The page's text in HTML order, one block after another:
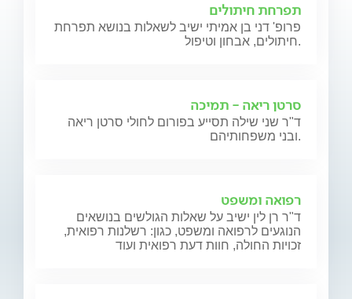
תפרחת חיתולים
פרופ' דני בן אמיתי ישיב לשאלות בנושא תפרחת
חיתולים, אבחון וטיפול.
סרטן ריאה - תמיכה
ד"ר שני שילה תסייע בפורום לחולי סרטן ריאה
ובני משפחותיהם.
רפואה ומשפט
ד"ר רן לין ישיב על שאלות הגולשים בנושאים
הנוגעים לרפואה ומשפט, כגון: רשלנות רפואית,
זכויות החולה, חוות דעת רפואית ועוד